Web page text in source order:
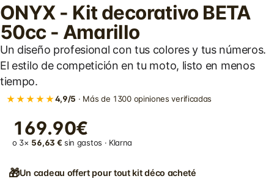
ONYX - Kit decorativo BETA
50cc - Amarillo
Un diseño profesional con tus colores y tus números.
El estilo de competición en tu moto, listo en menos
tiempo.
★★★★★4,9/5 · Más de 1300 opiniones verificadas
169.90€
o 3× 56,63 € sin gastos · Klarna
🎁Un cadeau offert pour tout kit déco acheté